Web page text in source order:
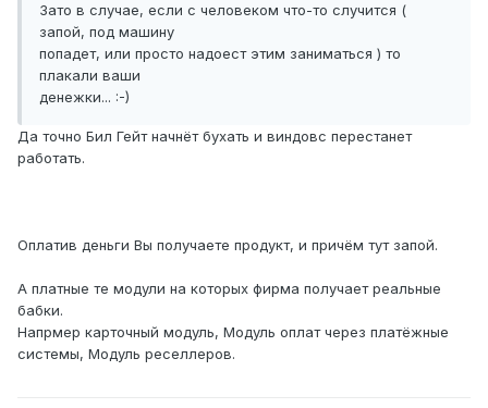
Зато в случае, если с человеком что-то случится (
запой, под машину
попадет, или просто надоест этим заниматься ) то
плакали ваши
денежки... :-)
Да точно Бил Гейт начнёт бухать и виндовс перестанет
работать.
Оплатив деньги Вы получаете продукт, и причём тут запой.
А платные те модули на которых фирма получает реальные
бабки.
Напрмер карточный модуль, Модуль оплат через платёжные
системы, Модуль реселлеров.